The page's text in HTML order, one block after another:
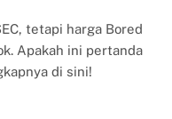
tetapi harga Bored
Apakah ini pertanda
di sini!